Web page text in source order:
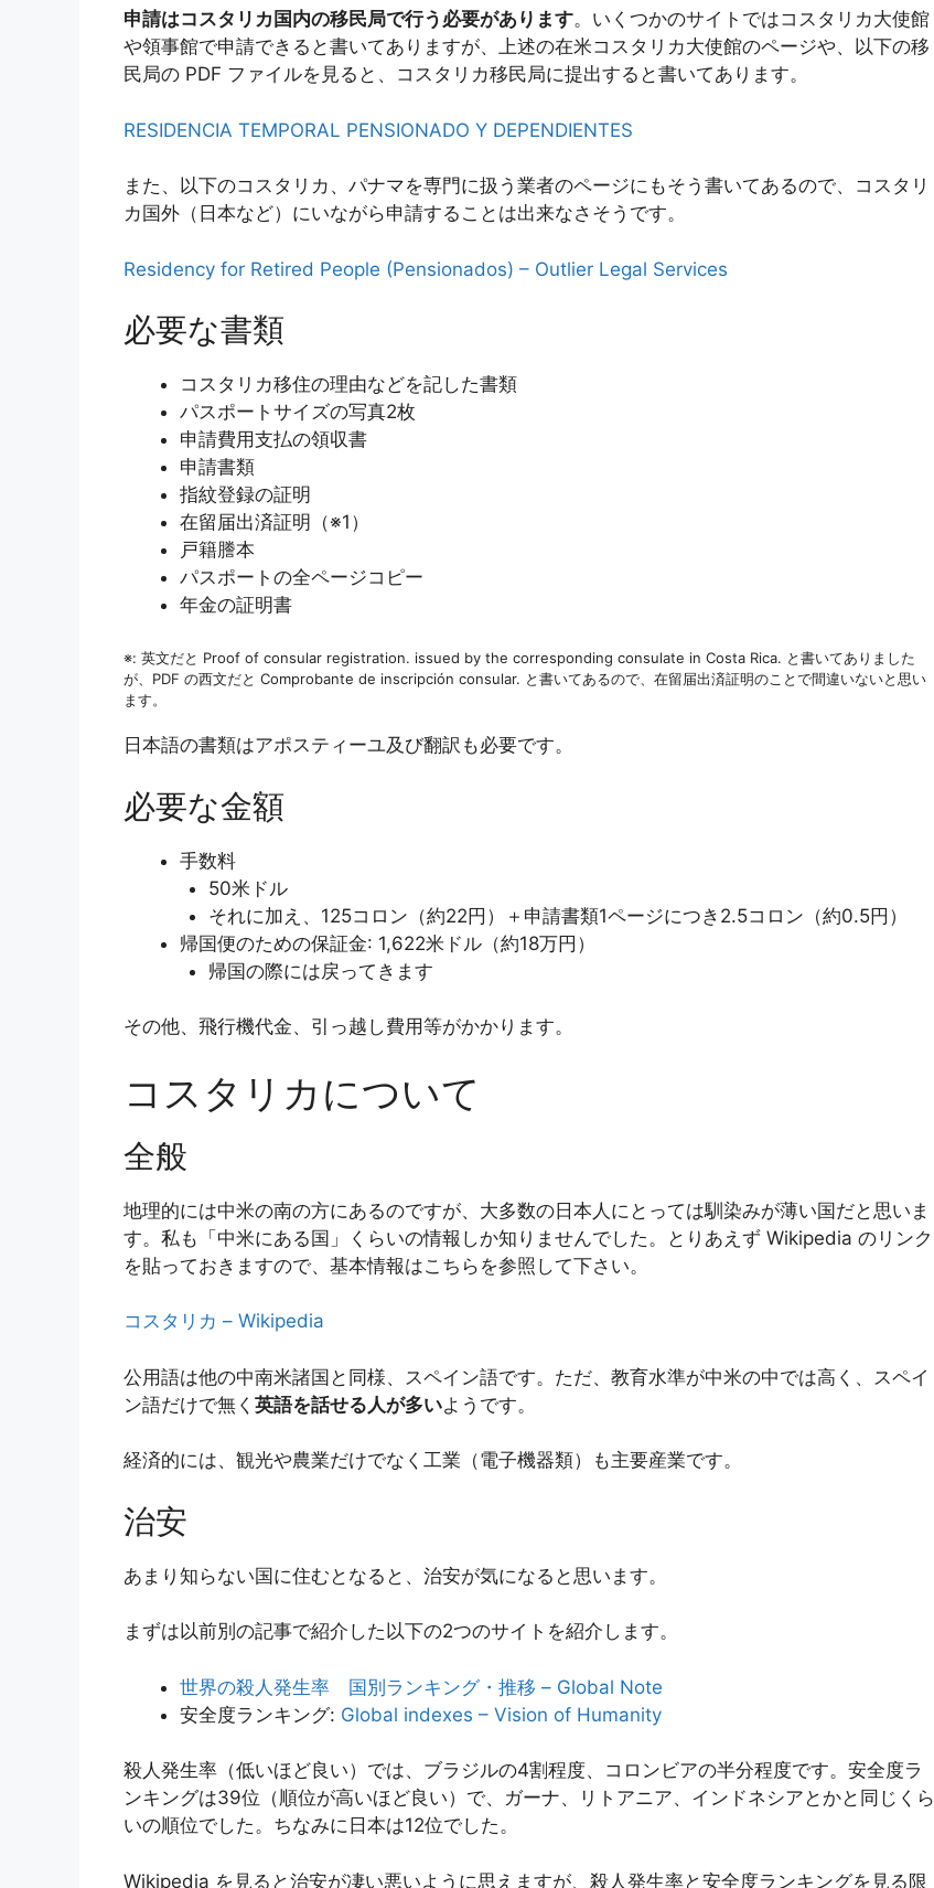
申請はコスタリカ国内の移民局で行う必要があります。いくつかのサイトではコスタリカ大使館
や領事館で申請できると書いてありますが、上述の在米コスタリカ大使館のページや、以下の移
民局の PDF ファイルを見ると、コスタリカ移民局に提出すると書いてあります。
RESIDENCIA TEMPORAL PENSIONADO Y DEPENDIENTES
また、以下のコスタリカ、パナマを専門に扱う業者のページにもそう書いてあるので、コスタリ
カ国外（日本など）にいながら申請することは出来なさそうです。
Residency for Retired People (Pensionados) – Outlier Legal Services
必要な書類
コスタリカ移住の理由などを記した書類
パスポートサイズの写真2枚
申請費用支払の領収書
申請書類
指紋登録の証明
在留届出済証明（※1）
戸籍謄本
パスポートの全ページコピー
年金の証明書
※: 英文だと Proof of consular registration. issued by the corresponding consulate in Costa Rica. と書いてありました
が、PDF の西文だと Comprobante de inscripción consular. と書いてあるので、在留届出済証明のことで間違いないと思い
ます。
日本語の書類はアポスティーユ及び翻訳も必要です。
必要な金額
手数料
50米ドル
それに加え、125コロン（約22円）＋申請書類1ページにつき2.5コロン（約0.5円）
帰国便のための保証金: 1,622米ドル（約18万円）
帰国の際には戻ってきます
その他、飛行機代金、引っ越し費用等がかかります。
コスタリカについて
全般
地理的には中米の南の方にあるのですが、大多数の日本人にとっては馴染みが薄い国だと思いま
す。私も「中米にある国」くらいの情報しか知りませんでした。とりあえず Wikipedia のリンク
を貼っておきますので、基本情報はこちらを参照して下さい。
コスタリカ – Wikipedia
公用語は他の中南米諸国と同様、スペイン語です。ただ、教育水準が中米の中では高く、スペイ
ン語だけで無く 英語を話せる人が多いようです。
経済的には、観光や農業だけでなく工業（電子機器類）も主要産業です。
治安
あまり知らない国に住むとなると、治安が気になると思います。
まずは以前別の記事で紹介した以下の2つのサイトを紹介します。
世界の殺人発生率 国別ランキング・推移 – Global Note
安全度ランキング: Global indexes – Vision of Humanity
殺人発生率（低いほど良い）では、ブラジルの4割程度、コロンビアの半分程度です。安全度ラ
ンキングは39位（順位が高いほど良い）で、ガーナ、リトアニア、インドネシアとかと同じくら
いの順位でした。ちなみに日本は12位でした。
Wikipedia を見ると治安が凄い悪いように思えますが、殺人発生率と安全度ランキングを見る限